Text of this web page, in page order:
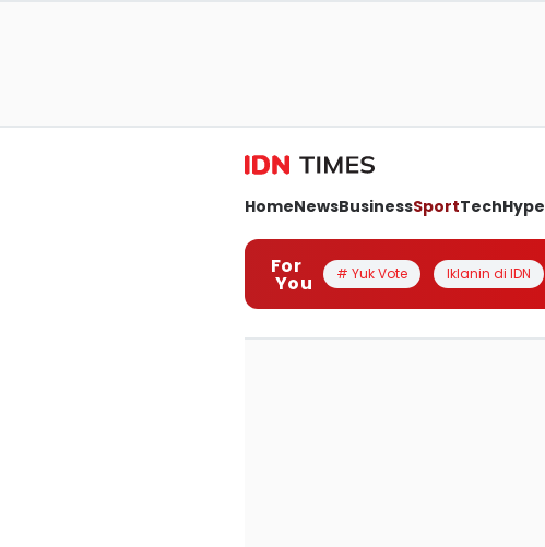
HomeNewsBusinessSportTechHype
For
You # Yuk Vote Iklanin di IDN